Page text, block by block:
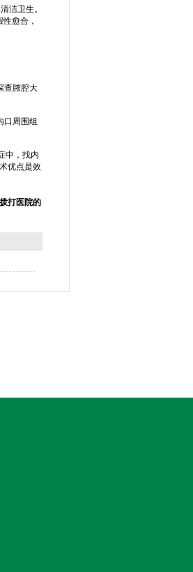
洁卫生。
愈合，
查脓腔大
口周围组
中，找内
优点是效
打医院的